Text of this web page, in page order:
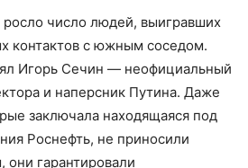
число людей, выигравших
контактов с южным соседом.
Игорь Сечин — неофициальный
и наперсник Путина. Даже
заключала находящаяся под
Роснефть, не приносили
гарантировали